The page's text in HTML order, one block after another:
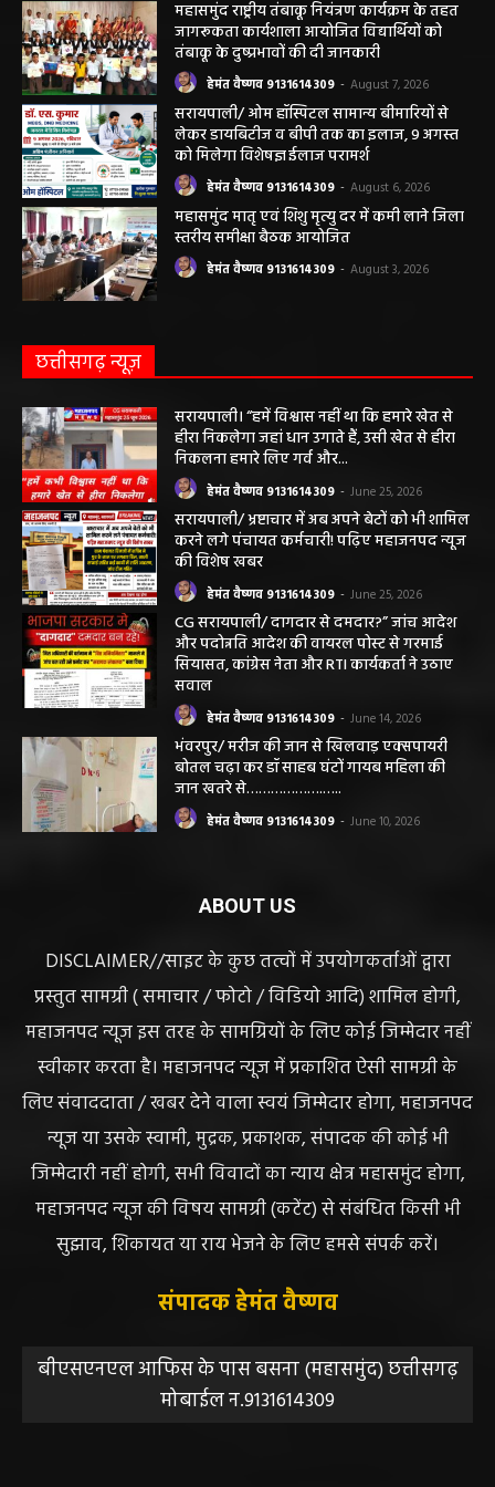
महासमुंद सांसद की अध्यक्षता में सिरपुर विकास
योजना प्रारूप 2041 के संबंध में प्रारंभिक
बैठकआयोजित
हेमंत वैष्णव 9131614309 August 7, 2026
महासमुंद राष्ट्रीय तंबाकू नियंत्रण कार्यक्रम के तहत
जागरूकता कार्यशाला आयोजित विद्यार्थियों को
तंबाकू के दुष्प्रभावों की दी जानकारी
हेमंत वैष्णव 9131614309 August 7, 2026
सरायपाली/ ओम हॉस्पिटल सामान्य बीमारियों से
लेकर डायबिटीज व बीपी तक का इलाज, 9 अगस्त
को मिलेगा विशेषज्ञ ईलाज परामर्श
हेमंत वैष्णव 9131614309 - August 3, 2026
छत्तीसगढ़ न्यूज़
सरायपाली। “हमें विश्वास नहीं था कि हमारे खेत से
हीरा निकलेगा जहां धान उगाते हैं, उसी खेत से हीरा
निकलना हमारे लिए गर्व और...
हेमंत वैष्णव 9131614309 June 25, 2026
सरायपाली/ भ्रष्टाचार में अब अपने बेटों को भी शामिल
करने लगे पंचायत कर्मचारी! पढ़िए महाजनपद न्यूज
की विशेष खबर
हेमंत वैष्णव 9131614309
CG सरायपाली/ दागदार से दमदार?” जांच आदेश
और पदोन्नति आदेश की वायरल पोस्ट से गरमाई
सियासत, कांग्रेस नेता और RTI कार्यकर्ता ने उठाए
सवाल
हेमंत वैष्णव 9131614309 June 14, 2026
जान खतरे से……………….…..
ABOUT US
DISCLAIMER//साइट के कुछ तत्वों में उपयोगकर्ताओं द्वारा
प्रस्तुत सामग्री ( समाचार / फोटो / विडियो आदि) शामिल होगी,
महाजनपद न्यूज इस तरह के सामग्रियों के लिए कोई जिम्मेदार नहीं
स्वीकार करता है। महाजनपद न्यूज में प्रकाशित ऐसी सामग्री के
लिए संवाददाता / खबर देने वाला स्वयं जिम्मेदार होगा, महाजनपद
न्यूज या उसके स्वामी, मुद्रक, प्रकाशक, संपादक की कोई भी
जिम्मेदारी नहीं होगी, सभी विवादों का न्याय क्षेत्र महासमुंद होगा,
महाजनपद न्यूज की विषय सामग्री (कटेंट) से संबंधित किसी भी
सुझाव, शिकायत या राय भेजने के लिए हमसे संपर्क करें।
संपादक हेमंत वैष्णव